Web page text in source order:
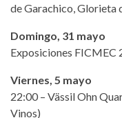
de Garachico, Glorieta
Domingo, 31 mayo
Exposiciones FICMEC
Viernes, 5 mayo
22:00 – Vässil Ohn
Vinos)